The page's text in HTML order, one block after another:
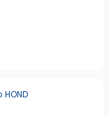
HOND